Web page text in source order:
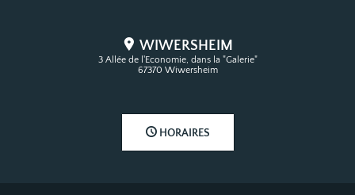
WIWERSHEIM
3 Allée de l'Economie, dans la "Galerie"
67370 Wiwersheim
HORAIRES